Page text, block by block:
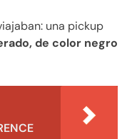
una pickup
de color negro